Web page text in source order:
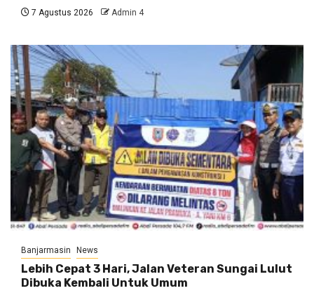
7 Agustus 2026 Admin 4
Banjarmasin News
Lebih Cepat 3 Hari, Jalan Veteran Sungai Lulut
Dibuka Kembali Untuk Umum